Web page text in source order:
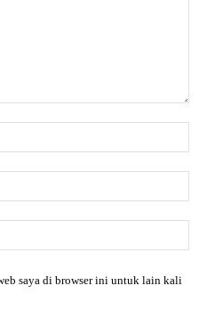
saya di browser ini untuk lain kali